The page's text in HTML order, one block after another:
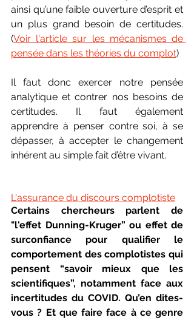
ainsi qu’une faible ouverture d’esprit et
un plus grand besoin de certitudes.
(Voir l'article sur les mécanismes de
pensée dans les théories du complot)
Il faut donc exercer notre pensée
analytique et contrer nos besoins de
certitudes. Il faut également
apprendre à penser contre soi, à se
dépasser, à accepter le changement
inhérent au simple fait d’être vivant.
L'assurance du discours complotiste
Certains chercheurs parlent de
"l'effet Dunning-Kruger” ou effet de
surconfiance pour qualifier le
comportement des complotistes qui
pensent “savoir mieux que les
scientifiques”, notamment face aux
incertitudes du COVID. Qu’en dites-
vous ? Et que faire face à ce genre